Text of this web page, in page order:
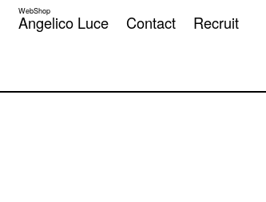
WebShop
Angelico Luce Contact Recruit